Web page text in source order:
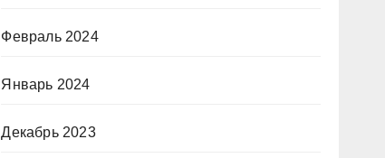
Февраль 2024
Январь 2024
Декабрь 2023